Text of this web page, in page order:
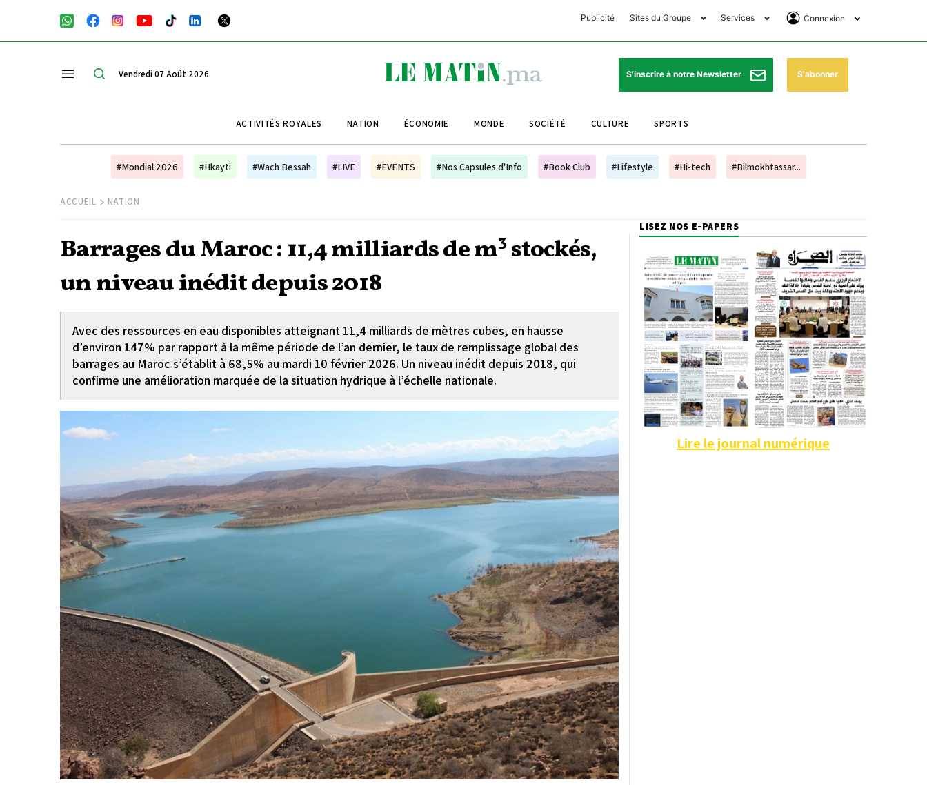
Publicité Sites du Groupe
Club Avantages
Le Matin Sports
Le Matin Store
Le Matin Annonces
Morocco Today Forum
Bookclub
Services
Horaires de prières
Pharmacies de garde
Programme TV
Cinéma
Connexion
Se Connecter
Abonnement
Vendredi 07 Août 2026 S'inscrire à notre Newsletter S'abonner
ACTIVITÉS ROYALES NATION ÉCONOMIE MONDE SOCIÉTÉ CULTURE SPORTS
#Mondial 2026 #Hkayti #Wach Bessah #LIVE #EVENTS #Nos Capsules d'Info #Book Club #Lifestyle #Hi-tech #Bilmokhtassar...
ACCUEIL NATION
Barrages du Maroc : 11,4 milliards de m³ stockés,
un niveau inédit depuis 2018
Avec des ressources en eau disponibles atteignant 11,4 milliards de mètres cubes, en hausse
d’environ 147% par rapport à la même période de l’an dernier, le taux de remplissage global des
barrages au Maroc s’établit à 68,5% au mardi 10 février 2026. Un niveau inédit depuis 2018, qui
confirme une amélioration marquée de la situation hydrique à l’échelle nationale.
LISEZ NOS E-PAPERS
Lire le journal numérique